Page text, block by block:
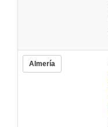
Almería